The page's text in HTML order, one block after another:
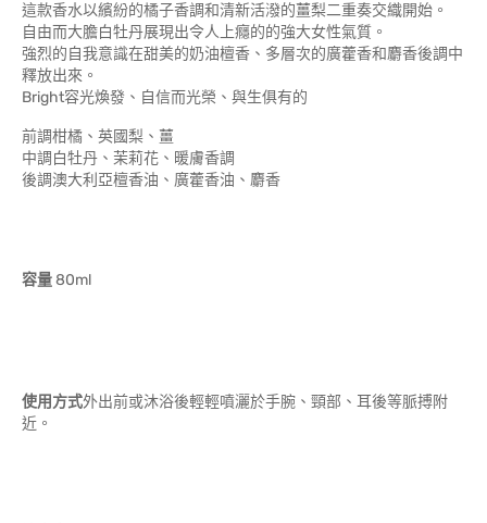
這款香水以繽紛的橘子香調和清新活潑的薑梨二重奏交織開始。
自由而大膽白牡丹展現出令人上癮的的強大女性氣質。
強烈的自我意識在甜美的奶油檀香、多層次的廣藿香和麝香後調中
釋放出來。
Bright容光煥發、自信而光榮、與生俱有的
前調柑橘、英國梨、薑
中調白牡丹、茉莉花、暖膚香調
後調澳大利亞檀香油、廣藿香油、麝香
容量80ml
使用方式外出前或沐浴後輕輕噴灑於手腕、頸部、耳後等脈搏附
近。